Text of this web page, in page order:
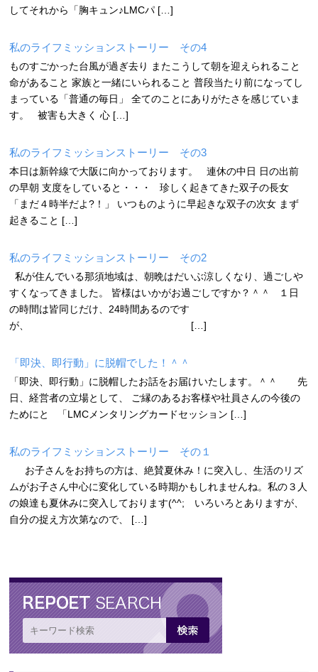
してそれから「胸キュン♪LMCパ […]
私のライフミッションストーリー その4
ものすごかった台風が過ぎ去り またこうして朝を迎えられること
命があること 家族と一緒にいられること 普段当たり前になってし
まっている「普通の毎日」 全てのことにありがたさを感じていま
す。 被害も大きく 心 […]
私のライフミッションストーリー その3
本日は新幹線で大阪に向かっております。 連休の中日 日の出前
の早朝 支度をしていると・・・ 珍しく起きてきた双子の長女
「まだ４時半だよ?！」 いつものように早起きな双子の次女 まず
起きること […]
私のライフミッションストーリー その2
私が住んでいる那須地域は、朝晩はだいぶ涼しくなり、過ごしや
すくなってきました。 皆様はいかがお過ごしですか？＾＾ １日
の時間は皆同じだけ、24時間あるのです
が、 […]
「即決、即行動」に脱帽でした！＾＾
「即決、即行動」に脱帽したお話をお届けいたします。＾＾ 先
日、経営者の立場として、 ご縁のあるお客様や社員さんの今後の
ためにと 「LMCメンタリングカードセッション […]
私のライフミッションストーリー その１
お子さんをお持ちの方は、絶賛夏休み！に突入し、生活のリズ
ムがお子さん中心に変化している時期かもしれませんね。私の３人
の娘達も夏休みに突入しております(^^; いろいろとありますが、
自分の捉え方次第なので、 […]